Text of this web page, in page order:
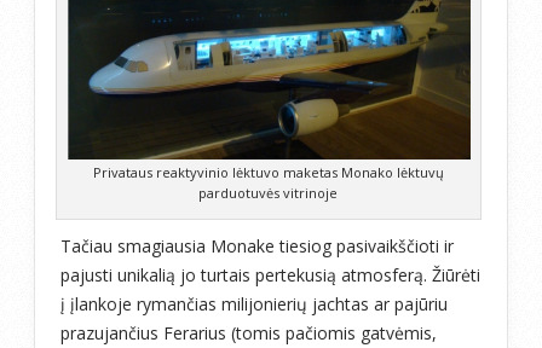
Privataus reaktyvinio lėktuvo maketas Monako lėktuvų
parduotuvės vitrinoje
Tačiau smagiausia Monake tiesiog pasivaikščioti ir
pajusti unikalią jo turtais pertekusią atmosferą. Žiūrėti
į įlankoje rymančias milijonierių jachtas ar pajūriu
prazujančius Ferarius (tomis pačiomis gatvėmis,